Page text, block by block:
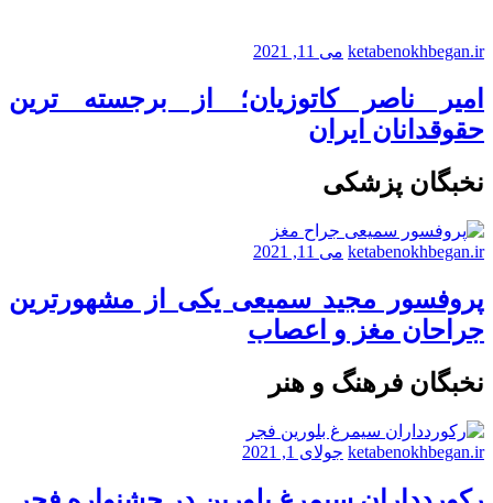
ketabenokhbegan.ir می 11, 2021
امیر ناصر کاتوزیان؛ از برجسته ترین
حقوقدانان ایران
نخبگان پزشکی
ketabenokhbegan.ir می 11, 2021
پروفسور مجید سمیعی یکی از مشهورترین
جراحان مغز و اعصاب
نخبگان فرهنگ و هنر
ketabenokhbegan.ir جولای 1, 2021